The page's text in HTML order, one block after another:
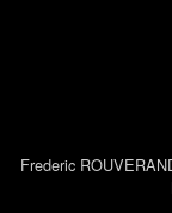
Frederic